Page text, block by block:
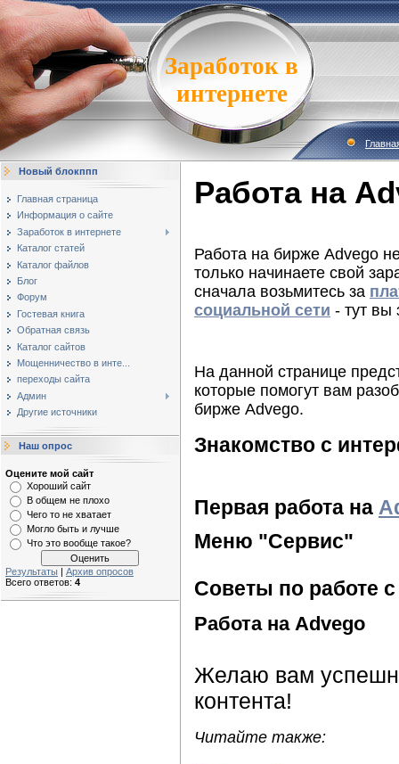
Заработок в
интернете
Новый блокппп
Главная страница
Информация о сайте
Заработок в интернете
Каталог статей
Каталог файлов
Блог
Форум
Гостевая книга
Обратная связь
Каталог сайтов
Мощенничество в инте...
переходы сайта
Админ
Другие источники
Наш опрос
Оцените мой сайт
Хороший сайт
В общем не плохо
Чего то не хватает
Могло быть и лучше
Что это вообще такое?
Результаты | Архив опросов
Всего ответов: 4
Работа на
Работа на бирже Advego
только начинаете свой
сначала возьмитесь за
социальной сети - тут вы
На данной странице
которые помогут вам
бирже Advego.
Знакомство с
Первая работа на
Меню "Сервис"
Советы по работе
Работа на Advego
Желаю вам
контента!
Читайте также: